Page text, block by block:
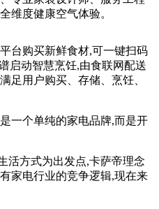
维度健康空气体验。
台购买新鲜食材,可一键扫码
启动智慧烹饪,由食联网配送
足用户购买、存储、烹饪、
一个单纯的家电品牌,而是开
活方式为出发点,卡萨帝理念
家电行业的竞争逻辑,现在来